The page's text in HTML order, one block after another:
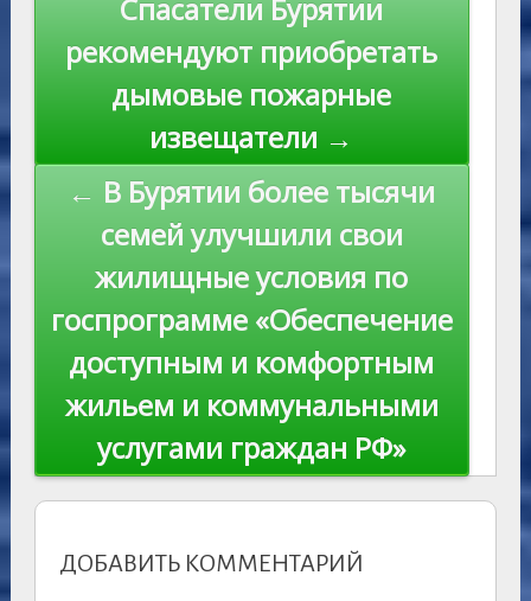
ni
ki
al
k
записям
Спасатели Бурятии
рекомендуют приобретать
дымовые пожарные
извещатели →
← В Бурятии более тысячи
семей улучшили свои
жилищные условия по
госпрограмме «Обеспечение
доступным и комфортным
жильем и коммунальными
услугами граждан РФ»
ДОБАВИТЬ КОММЕНТАРИЙ